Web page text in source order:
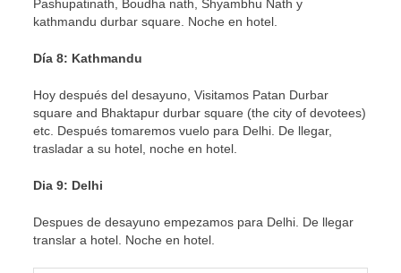
Pashupatinath, Boudha nath, Shyambhu Nath y
kathmandu durbar square. Noche en hotel.
Día 8: Kathmandu
Hoy después del desayuno, Visitamos Patan Durbar
square and Bhaktapur durbar square (the city of devotees)
etc. Después tomaremos vuelo para Delhi. De llegar,
trasladar a su hotel, noche en hotel.
Dia 9: Delhi
Despues de desayuno empezamos para Delhi. De llegar
translar a hotel. Noche en hotel.